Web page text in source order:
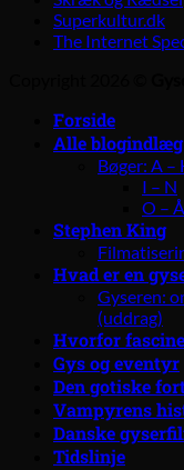
Superkultur.dk
The Internet
Forside
Alle blogindlæg
Bøger: A –
I – N
O – Å
Stephen King
Hvad er en
Gyseren:
(uddrag)
Hvorfor
Gys og eventyr
Den gotiske
Vampyrens
Danske
Tidslinje